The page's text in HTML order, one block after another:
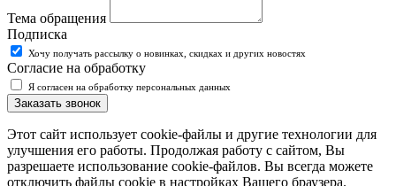
Тема обращения
Подписка
Хочу получать рассылку о новинках, скидках и других новостях
Согласие на обработку
Я согласен на обработку персональных данных
Заказать звонок
Этот сайт использует cookie-файлы и другие технологии для
улучшения его работы. Продолжая работу с сайтом, Вы
разрешаете использование cookie-файлов. Вы всегда можете
отключить файлы cookie в настройках Вашего браузера.